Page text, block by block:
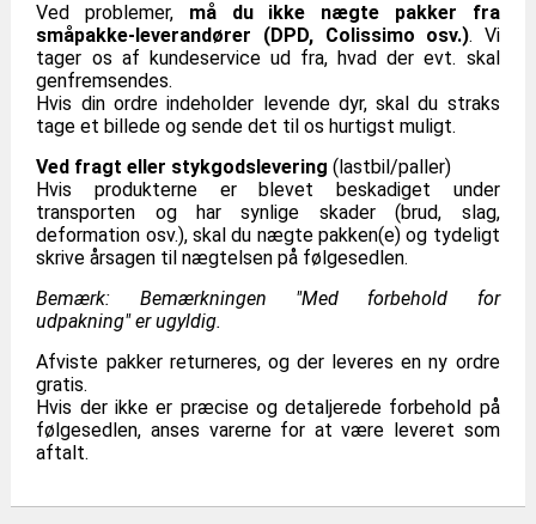
Ved problemer, må du ikke nægte pakker fra
småpakke-leverandører (DPD, Colissimo osv.). Vi
tager os af kundeservice ud fra, hvad der evt. skal
genfremsendes.
Hvis din ordre indeholder levende dyr, skal du straks
tage et billede og sende det til os hurtigst muligt.
Ved fragt eller stykgodslevering (lastbil/paller)
Hvis produkterne er blevet beskadiget under
transporten og har synlige skader (brud, slag,
deformation osv.), skal du nægte pakken(e) og tydeligt
skrive årsagen til nægtelsen på følgesedlen.
Bemærk: Bemærkningen "Med forbehold for
udpakning" er ugyldig.
Afviste pakker returneres, og der leveres en ny ordre
gratis.
Hvis der ikke er præcise og detaljerede forbehold på
følgesedlen, anses varerne for at være leveret som
aftalt.